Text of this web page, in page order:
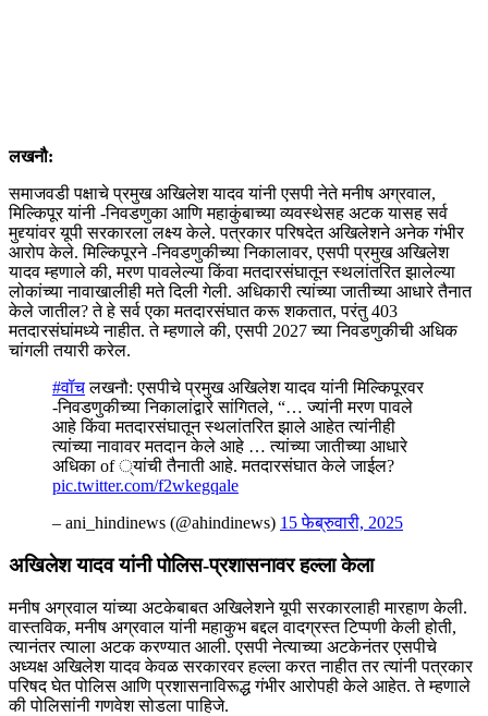
लखनौ:
समाजवडी पक्षाचे प्रमुख अखिलेश यादव यांनी एसपी नेते मनीष अग्रवाल,
मिल्किपूर यांनी -निवडणुका आणि महाकुंबाच्या व्यवस्थेसह अटक यासह सर्व
मुद्द्यांवर यूपी सरकारला लक्ष्य केले. पत्रकार परिषदेत अखिलेशने अनेक गंभीर
आरोप केले. मिल्किपूरने -निवडणुकीच्या निकालावर, एसपी प्रमुख अखिलेश
यादव म्हणाले की, मरण पावलेल्या किंवा मतदारसंघातून स्थलांतरित झालेल्या
लोकांच्या नावाखालीही मते दिली गेली. अधिकारी त्यांच्या जातीच्या आधारे तैनात
केले जातील? ते हे सर्व एका मतदारसंघात करू शकतात, परंतु 403
मतदारसंघांमध्ये नाहीत. ते म्हणाले की, एसपी 2027 च्या निवडणुकीची अधिक
चांगली तयारी करेल.
#वॉचलखनौ: एसपीचे प्रमुख अखिलेश यादव यांनी मिल्किपूरवर
-निवडणुकीच्या निकालांद्वारे सांगितले, “… ज्यांनी मरण पावले
आहे किंवा मतदारसंघातून स्थलांतरित झाले आहेत त्यांनीही
त्यांच्या नावावर मतदान केले आहे … त्यांच्या जातीच्या आधारे
अधिका of ्यांची तैनाती आहे. मतदारसंघात केले जाईल?
pic.twitter.com/f2wkegqale
– ani_hindinews (@ahindinews) 15 फेब्रुवारी, 2025
अखिलेश यादव यांनी पोलिस-प्रशासनावर हल्ला केला
मनीष अग्रवाल यांच्या अटकेबाबत अखिलेशने यूपी सरकारलाही मारहाण केली.
वास्तविक, मनीष अग्रवाल यांनी महाकुभ बद्दल वादग्रस्त टिप्पणी केली होती,
त्यानंतर त्याला अटक करण्यात आली. एसपी नेत्याच्या अटकेनंतर एसपीचे
अध्यक्ष अखिलेश यादव केवळ सरकारवर हल्ला करत नाहीत तर त्यांनी पत्रकार
परिषद घेत पोलिस आणि प्रशासनाविरूद्ध गंभीर आरोपही केले आहेत. ते म्हणाले
की पोलिसांनी गणवेश सोडला पाहिजे.